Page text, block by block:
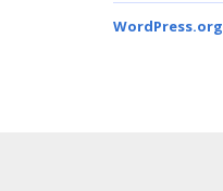
WordPress.org